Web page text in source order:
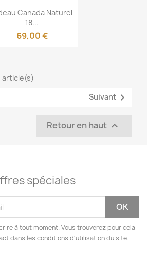
Aperçu rapide
Canada Naturel
18...
69,00 €
article(s)
Suivant 
Retour en haut 
spéciales
à tout moment. Vous trouverez pour cela
dans les conditions d'utilisation du site.